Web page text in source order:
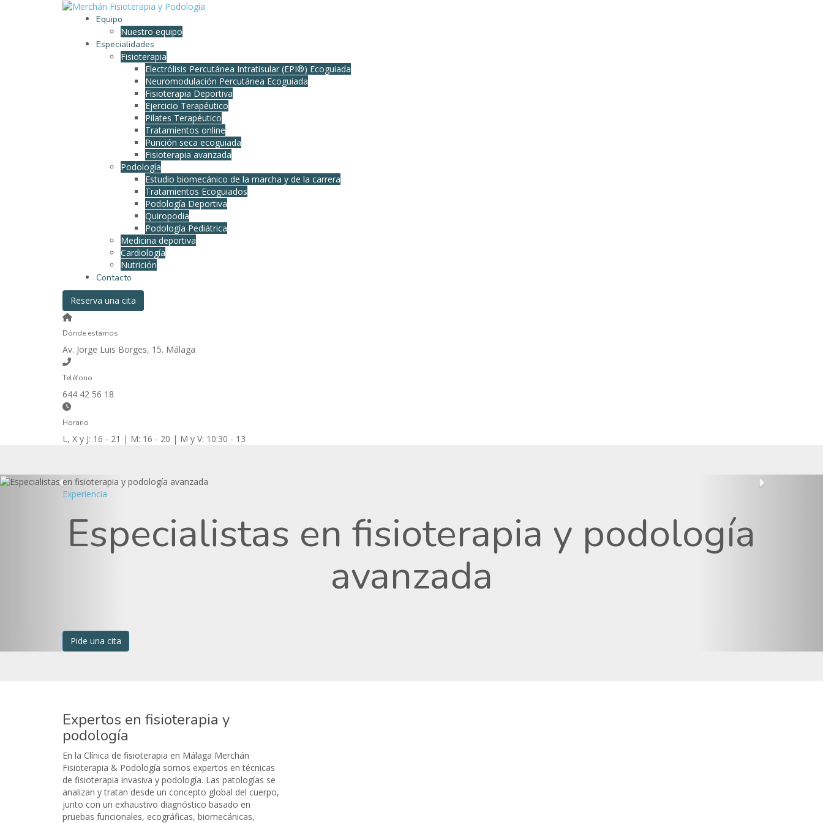
Equipo
Nuestro equipo
Especialidades
Fisioterapia
Electrólisis Percutánea Intratisular (EPI®) Ecoguiada
Neuromodulación Percutánea Ecoguiada
Fisioterapia Deportiva
Ejercicio Terapéutico
Pilates Terapéutico
Tratamientos online
Punción seca ecoguiada
Fisioterapia avanzada
Podología
Estudio biomecánico de la marcha y de la carrera
Tratamientos Ecoguiados
Podología Deportiva
Quiropodia
Podología Pediátrica
Medicina deportiva
Cardiología
Nutrición
Contacto
Reserva una cita
Dónde estamos
Av. Jorge Luis Borges, 15. Málaga
Teléfono
644 42 56 18
Horario
L, X y J: 16 - 21 | M: 16 - 20 | M y V: 10:30 - 13
Experiencia
Especialistas en fisioterapia y podología
avanzada
Pide una cita
Expertos en fisioterapia y
podología
En la Clínica de fisioterapia en Málaga Merchán
Fisioterapia & Podología somos expertos en técnicas
de fisioterapia invasiva y podología. Las patologías se
analizan y tratan desde un concepto global del cuerpo,
junto con un exhaustivo diagnóstico basado en
pruebas funcionales, ecográficas, biomecánicas,